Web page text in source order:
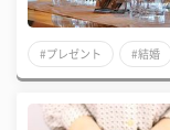
#プレゼント #結婚